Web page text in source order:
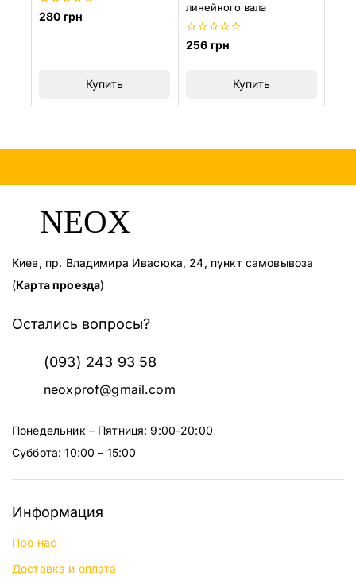
0
из
280 грн
Купить
линейного вала
0
из
256 грн
Купить
Киев, пр. Владимира Ивасюка, 24, пункт самовывоза
(Карта проезда)
Остались вопросы?
(093) 243 93 58
neoxprof@gmail.com
Понедельник – Пятниця: 9:00-20:00
Суббота: 10:00 – 15:00
Информация
Про нас
Доставка и оплата